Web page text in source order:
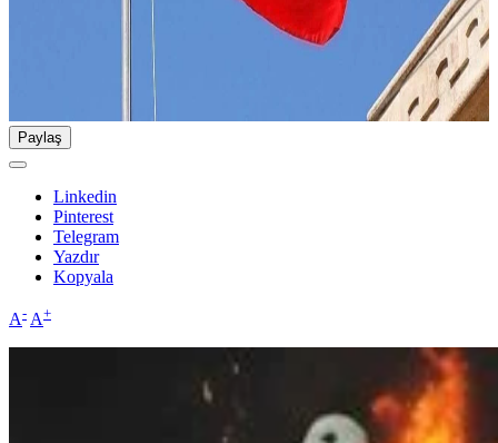
Paylaş
Linkedin
Pinterest
Telegram
Yazdır
Kopyala
A- A+